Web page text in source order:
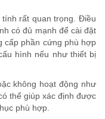
rất quan trọng. Điều
có đủ mạnh để cài đặt
cấp phần cứng phù hợp
hình nếu như thiết bị
không hoạt động như
thể giúp xác định được
phù hợp.